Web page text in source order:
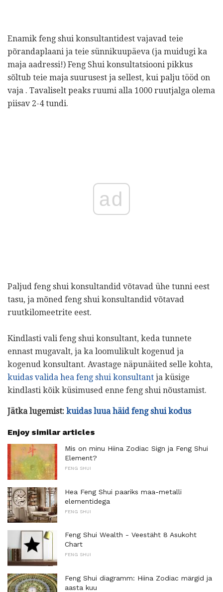
Enamik feng shui konsultantidest vajavad teie
põrandaplaani ja teie sünnikuupäeva (ja muidugi ka
maja aadressi!) Feng Shui konsultatsiooni pikkus
sõltub teie maja suurusest ja sellest, kui palju tööd on
vaja . Tavaliselt peaks ruumi alla 1000 ruutjalga olema
piisav 2-4 tundi.
ad
Paljud feng shui konsultandid võtavad ühe tunni eest
tasu, ja mõned feng shui konsultandid võtavad
ruutkilomeetrite eest.
Kindlasti vali feng shui konsultant, keda tunnete
ennast mugavalt, ja ka loomulikult kogenud ja
kogenud konsultant. Avastage näpunäited selle kohta,
kuidas valida hea feng shui konsultant ja küsige
kindlasti kõik küsimused enne feng shui nõustamist.
Jätka lugemist: kuidas luua häid feng shui kodus
Enjoy similar articles
Mis on minu Hiina Zodiac Sign ja Feng Shui
Element?
FENG SHUI
Hea Feng Shui paariks maa-metalli
elementidega
FENG SHUI
Feng Shui Wealth - Veestäht 8 Asukoht
Chart
FENG SHUI
Feng Shui diagramm: Hiina Zodiac märgid ja
aasta kuu